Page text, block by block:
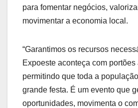
para fomentar negócios,
movimentar a economia local.
“Garantimos os recursos
Expoeste aconteça com portões
permitindo que toda a
grande festa. É um evento que
oportunidades, movimenta o